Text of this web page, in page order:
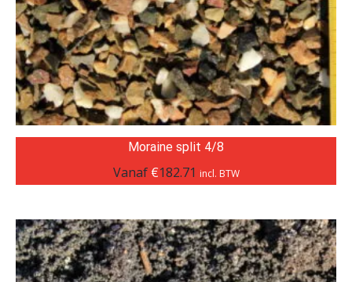
Moraine split 4/8
Vanaf €182.71 incl. BTW